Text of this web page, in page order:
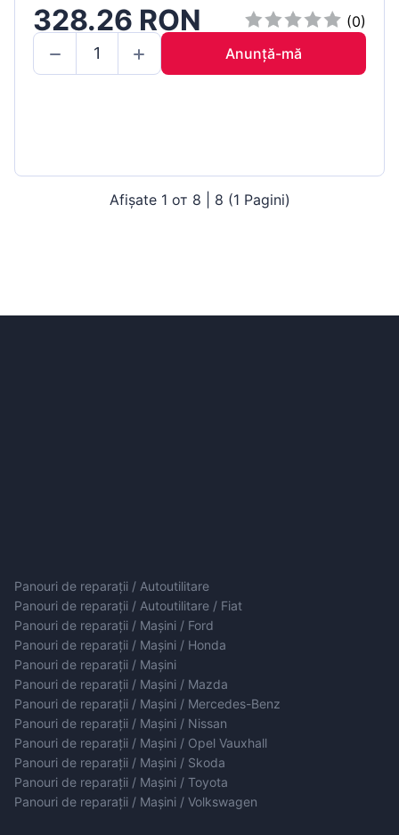
328.26 RON
(0)
Anunță-mă
Afișate 1 от 8 | 8 (1 Pagini)
Panouri de reparații / Autoutilitare
Panouri de reparații / Autoutilitare / Fiat
Panouri de reparații / Mașini / Ford
Panouri de reparații / Mașini / Honda
Panouri de reparații / Mașini
Panouri de reparații / Mașini / Mazda
Panouri de reparații / Mașini / Mercedes-Benz
Panouri de reparații / Mașini / Nissan
Panouri de reparații / Mașini / Opel Vauxhall
Panouri de reparații / Mașini / Skoda
Panouri de reparații / Mașini / Toyota
Panouri de reparații / Mașini / Volkswagen